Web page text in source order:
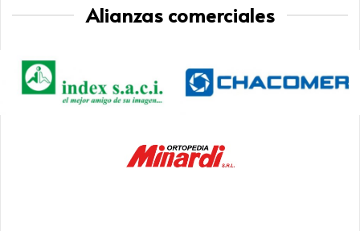
Alianzas comerciales